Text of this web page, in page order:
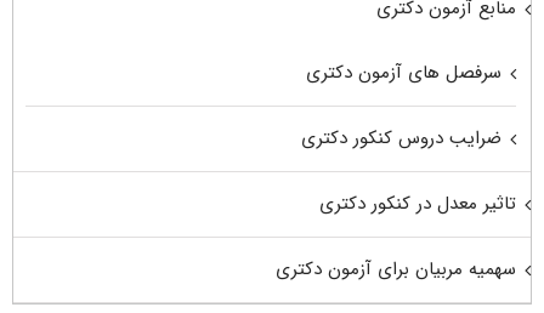
منابع آزمون دکتری
سرفصل های آزمون دکتری
ضرایب دروس کنکور دکتری
تاثیر معدل در کنکور دکتری
سهمیه مربیان برای آزمون دکتری